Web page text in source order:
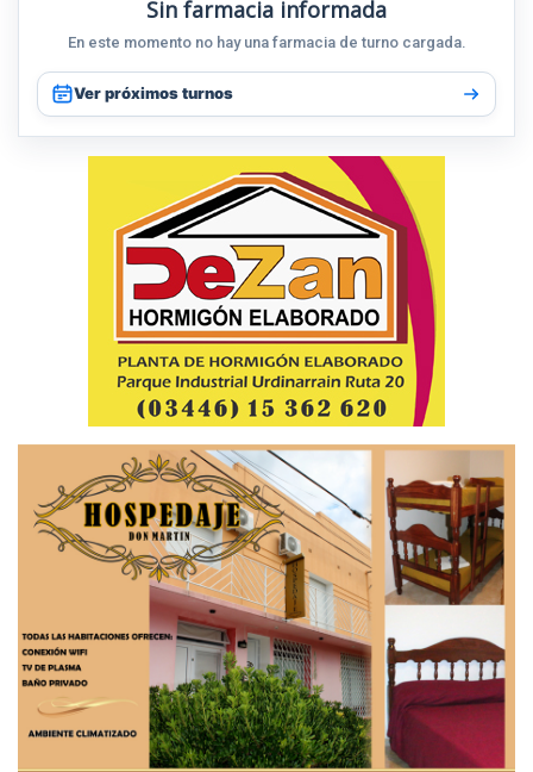
Sin farmacia informada
En este momento no hay una farmacia de turno cargada.
Ver próximos turnos